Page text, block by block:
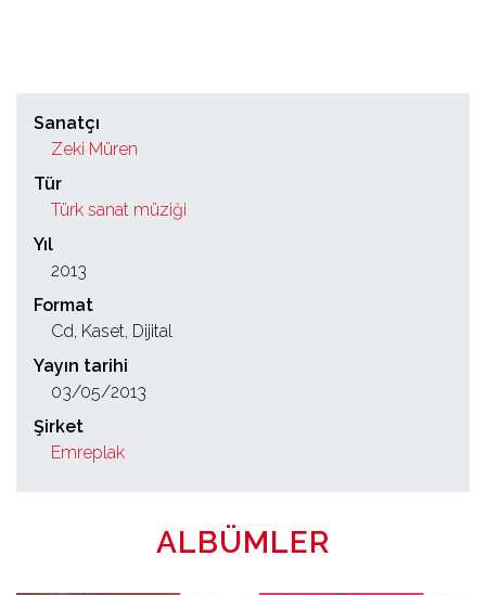
Sanatçı
Zeki Müren
Tür
Türk sanat müziği
Yıl
2013
Format
Cd, Kaset, Dijital
Yayın tarihi
03/05/2013
Şirket
Emreplak
ALBÜMLER